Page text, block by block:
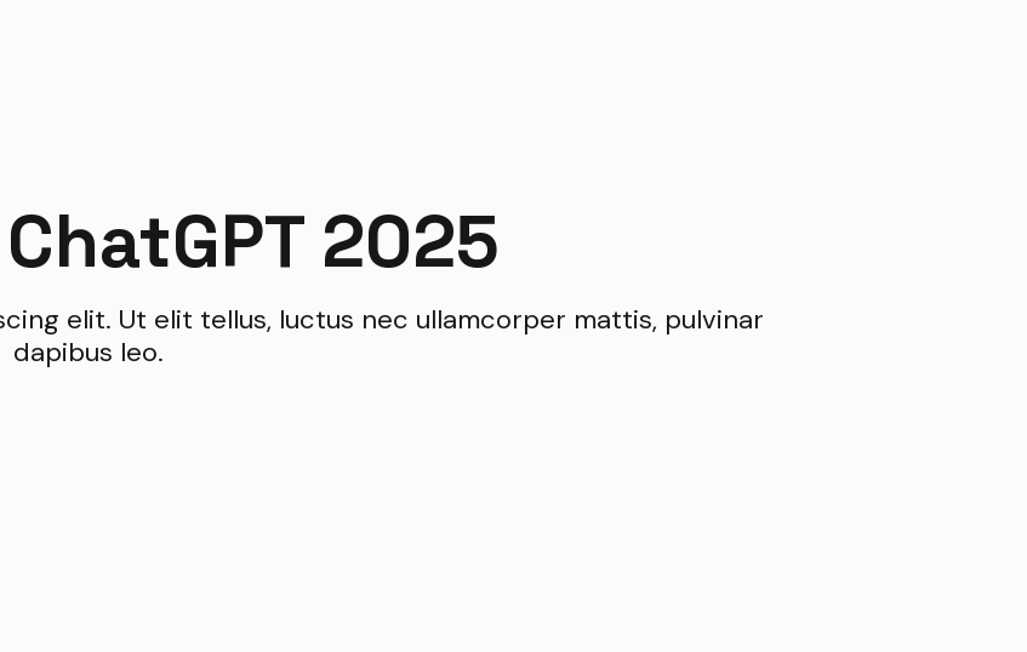
2025
elit. Ut elit tellus, luctus nec ullamcorper mattis, pulvinar
dapibus leo.